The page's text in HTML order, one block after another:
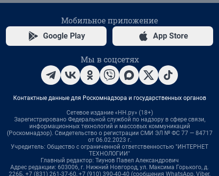
Мобильное приложение
Google Play App Store
Мы в соцсетях
Контактные данные для Роскомнадзора и государственных органов
Сетевое издание «НН.ру» (18+)
Зарегистрировано Федеральной службой по надзору в сфере связи,
информационных технологий и массовых коммуникаций
(Роскомнадзор). Свидетельство о регистрации СМИ ЭЛ № ФС 77 — 84717
от 06.02.2023 г.
Учредитель: Общество с ограниченной ответственностью "ИНТЕРНЕТ
ТЕХНОЛОГИИ"
Главный редактор: Тиунов Павел Александрович
Адрес редакции: 603006, г. Нижний Новгород, ул. Максима Горького, д.
226Б, +7 (831) 261-37-60, +7 (910) 390-40-40 (сообщения WhatsApp, Viber,